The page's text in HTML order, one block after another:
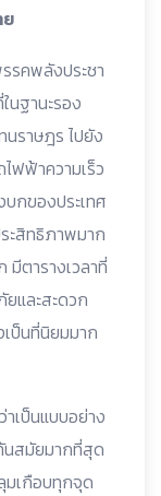
รคพลังประชา
นฐานะรอง
ราษฎร ไปยัง
ฟฟ้าความเร็ว
กของประเทศ
ะสิทธิภาพมาก
มีตารางเวลาที่
และสะดวก
ป็นที่นิยมมาก
เป็นแบบอย่าง
นสมัยมากที่สุด
มเกือบทุกจุด